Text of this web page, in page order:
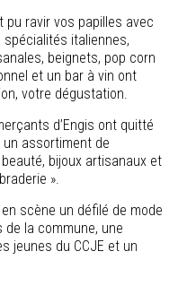
ravir vos papilles avec
italiennes,
beignets, pop corn
et un bar à vin ont
votre dégustation.
d’Engis ont quitté
assortiment de
bijoux artisanaux et
».
scène un défilé de mode
la commune, une
jeunes du CCJE et un